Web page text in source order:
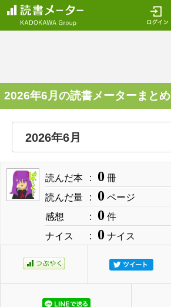
2026年6月の読書メーターまとめ
読んだ本 0 冊
読んだ量
0 ページ
感想
0 件
ナイス
0 ナイス